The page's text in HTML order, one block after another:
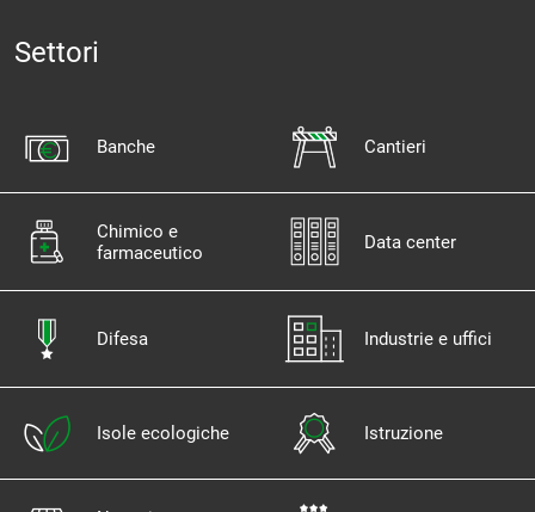
Settori
Banche Cantieri
Chimico e
farmaceutico
Data center
Difesa Industrie e uffici
Isole ecologiche Istruzione